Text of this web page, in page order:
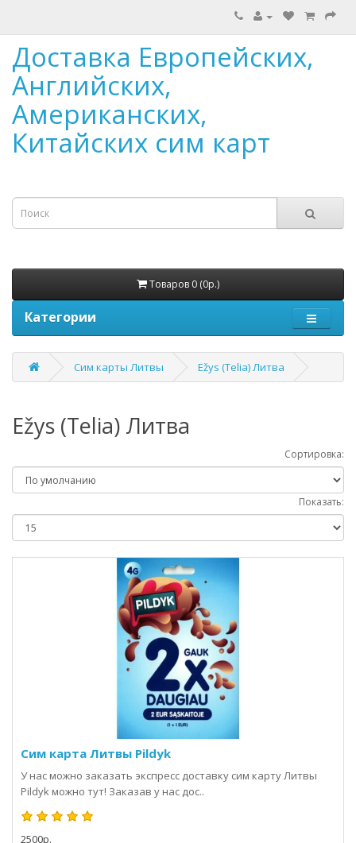
Доставка Европейских,
Английских,
Американских,
Китайских сим карт
Товаров 0 (0р.)
Категории
Сим карты Литвы Ežys (Telia) Литва
Ežys (Telia) Литва
Сортировка:
Показать:
Сим карта Литвы Pildyk
У нас можно заказать экспресс доставку сим карту Литвы
Pildyk можно тут! Заказав у нас дос..
2500р.